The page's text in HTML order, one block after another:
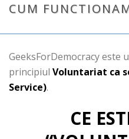
CUM
GeeksForDemocracy este
principiul Voluntariat ca
Service).
CE